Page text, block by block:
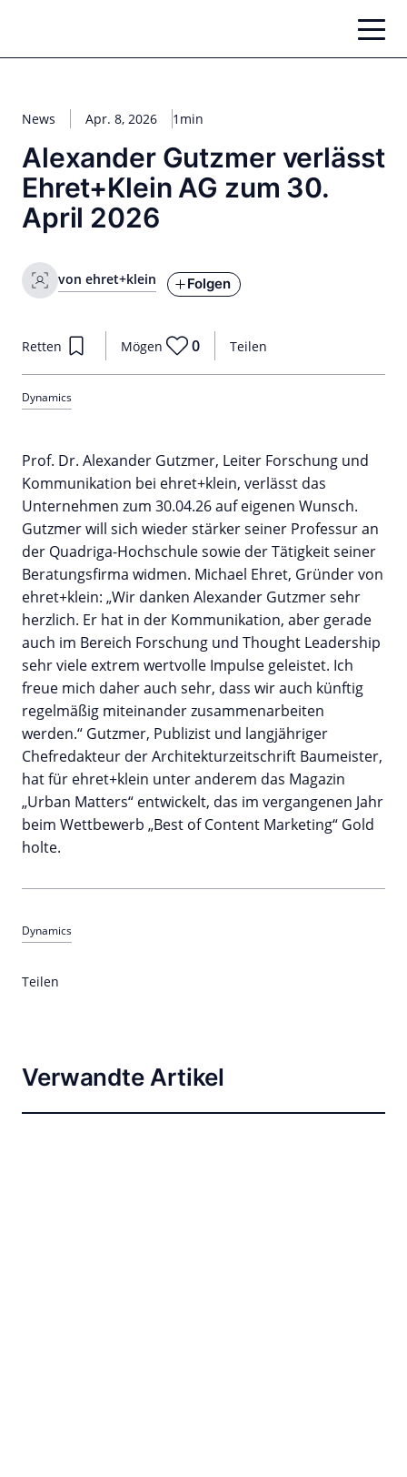
springen
News Apr. 8, 2026 1min
Alexander Gutzmer verlässt
Ehret+Klein AG zum 30.
April 2026
von ehret+klein Folgen
Teilen
Retten Mögen 0
Dynamics
Prof. Dr. Alexander Gutzmer, Leiter Forschung und
Kommunikation bei ehret+klein, verlässt das
Unternehmen zum 30.04.26 auf eigenen Wunsch.
Gutzmer will sich wieder stärker seiner Professur an
der Quadriga-Hochschule sowie der Tätigkeit seiner
Beratungsfirma widmen. Michael Ehret, Gründer von
ehret+klein: „Wir danken Alexander Gutzmer sehr
herzlich. Er hat in der Kommunikation, aber gerade
auch im Bereich Forschung und Thought Leadership
sehr viele extrem wertvolle Impulse geleistet. Ich
freue mich daher auch sehr, dass wir auch künftig
regelmäßig miteinander zusammenarbeiten
werden.“ Gutzmer, Publizist und langjähriger
Chefredakteur der Architekturzeitschrift Baumeister,
hat für ehret+klein unter anderem das Magazin
„Urban Matters“ entwickelt, das im vergangenen Jahr
beim Wettbewerb „Best of Content Marketing“ Gold
holte.
Dynamics
Teilen
Verwandte Artikel